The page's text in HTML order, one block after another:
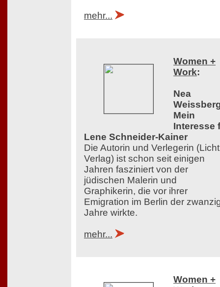
mehr...
Women +
Work:
Nea
Mein
Interesse
Lene Schneider-Kainer
Die Autorin und Verlegerin
Verlag) ist schon seit einigen
Jahren fasziniert von der
jüdischen Malerin und
Graphikerin, die vor ihrer
Emigration im Berlin der
Jahre wirkte.
mehr...
Women +